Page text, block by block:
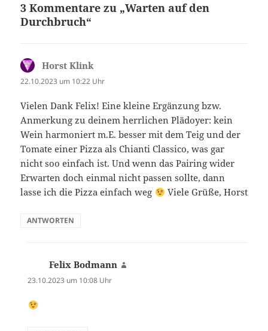
3 Kommentare zu „Warten auf den
Durchbruch“
Horst Klink
22.10.2023 um 10:22 Uhr
Vielen Dank Felix! Eine kleine Ergänzung bzw.
Anmerkung zu deinem herrlichen Plädoyer: kein
Wein harmoniert m.E. besser mit dem Teig und der
Tomate einer Pizza als Chianti Classico, was gar
nicht soo einfach ist. Und wenn das Pairing wider
Erwarten doch einmal nicht passen sollte, dann
lasse ich die Pizza einfach weg
Viele Grüße, Horst
ANTWORTEN
Felix Bodmann
23.10.2023 um 10:08 Uhr